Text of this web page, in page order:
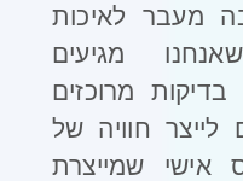
מעבר לאיכות
מגיעים
בדיקות מרוכזים
חוויה של
אישי שמייצרת